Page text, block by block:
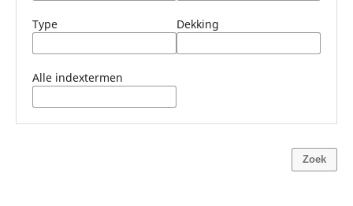
Type Dekking
Alle indextermen
Zoek